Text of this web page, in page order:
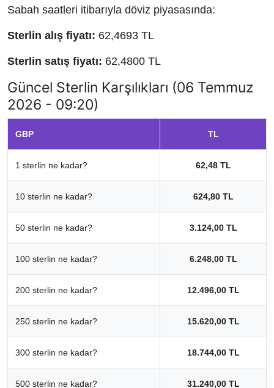
Sabah saatleri itibarıyla döviz piyasasında:
Sterlin alış fiyatı: 62,4693 TL
Sterlin satış fiyatı: 62,4800 TL
Güncel Sterlin Karşılıkları (06 Temmuz
2026 - 09:20)
GBP TL
1 sterlin ne kadar? 62,48 TL
10 sterlin ne kadar? 624,80 TL
50 sterlin ne kadar? 3.124,00 TL
100 sterlin ne kadar? 6.248,00 TL
200 sterlin ne kadar? 12.496,00 TL
250 sterlin ne kadar? 15.620,00 TL
300 sterlin ne kadar? 18.744,00 TL
500 sterlin ne kadar? 31.240,00 TL